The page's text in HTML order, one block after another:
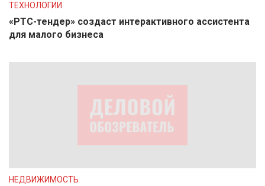
ТЕХНОЛОГИИ
«РТС-тендер» создаст интерактивного ассистента
для малого бизнеса
НЕДВИЖИМОСТЬ